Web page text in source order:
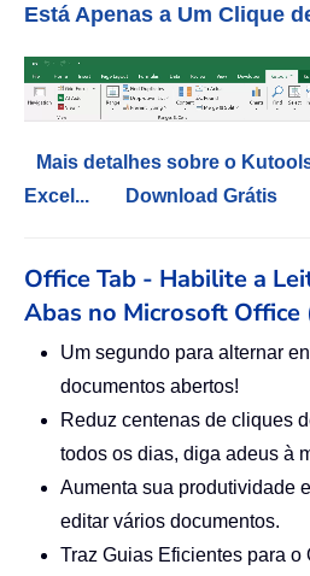
Está Apenas a Um Clique
Mais detalhes sobre o
Excel...
Download Grátis
Office Tab - Habilite a
Abas no Microsoft Office
Um segundo para alternar
documentos abertos!
Reduz centenas de cliques
todos os dias, diga adeus à
Aumenta sua produtividade
editar vários documentos.
Traz Guias Eficientes para o